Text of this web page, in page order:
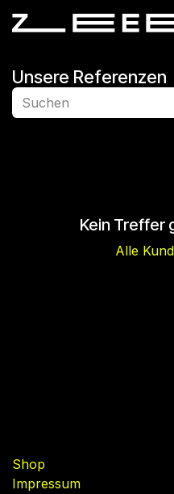
Unsere Referenzen
Kein Treffer
Alle
Shop
Impressum